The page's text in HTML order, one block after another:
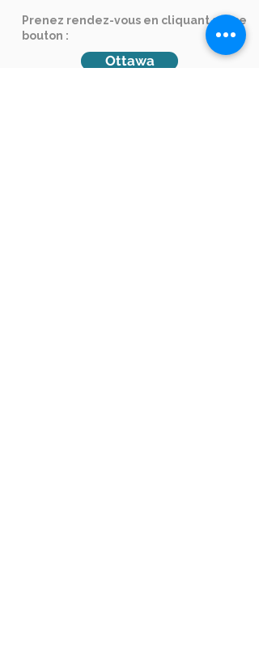
Prenez rendez-vous en cliquant sur ce
bouton :
Ottawa